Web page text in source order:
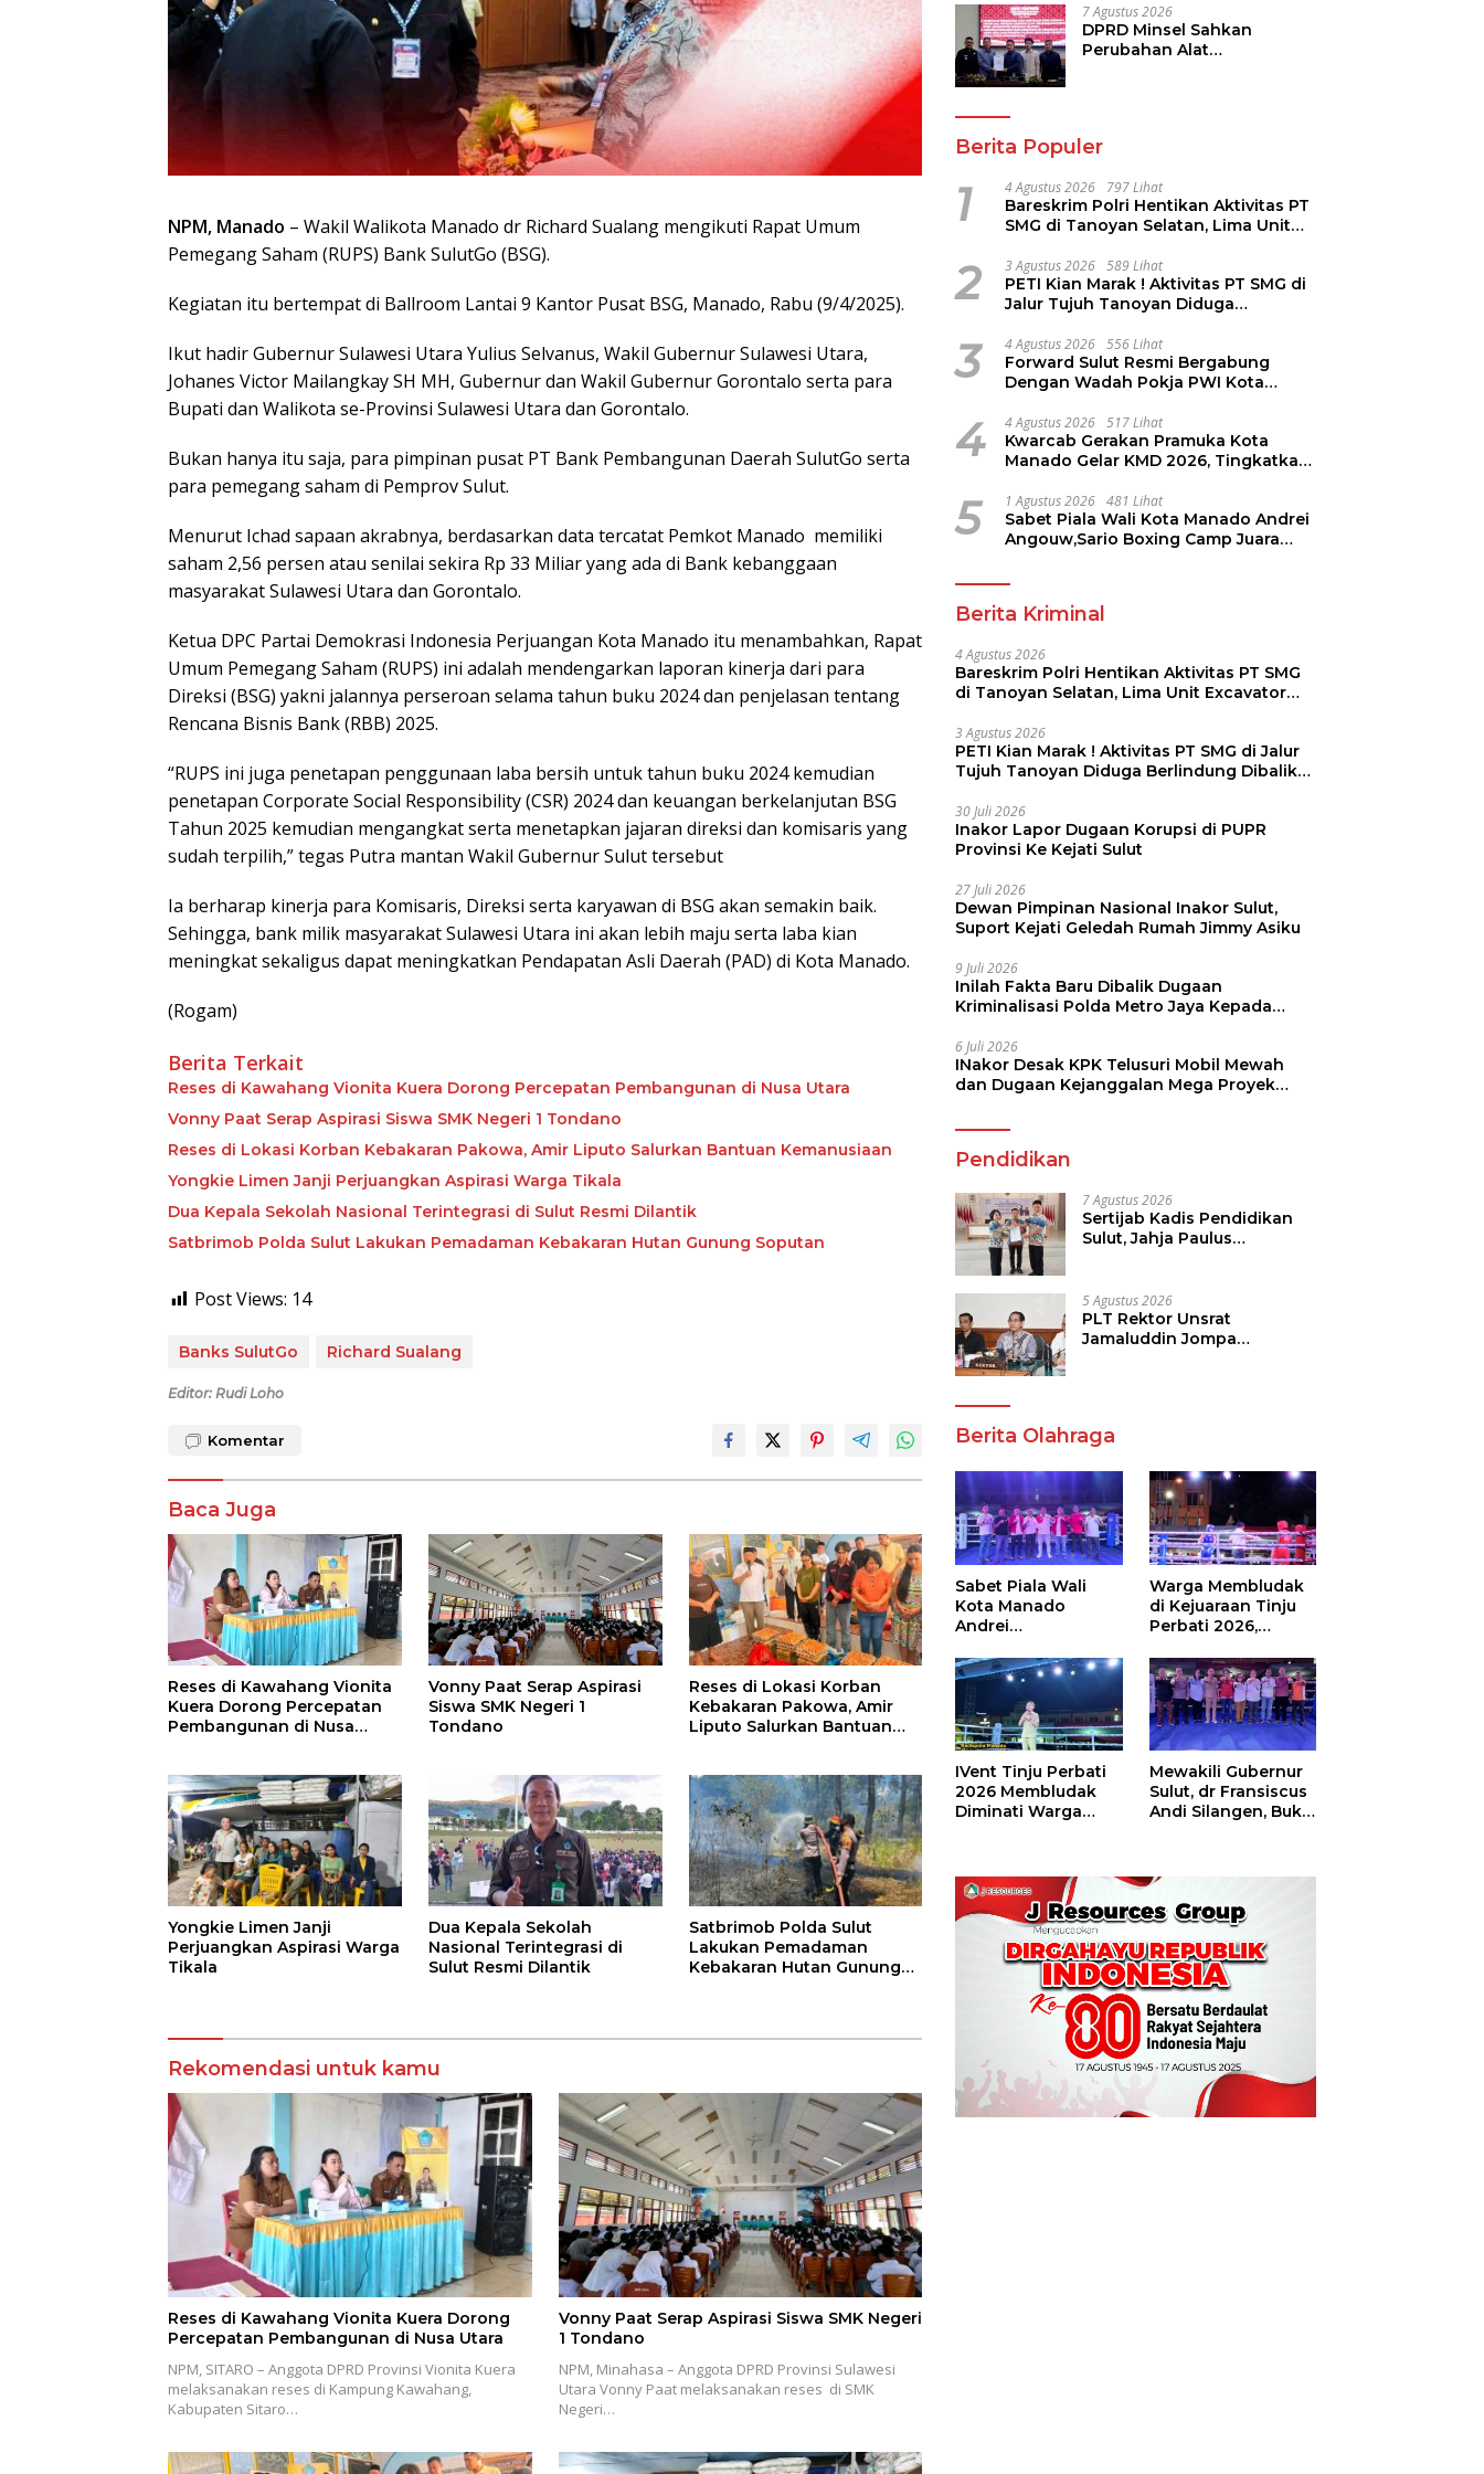
NPM, Manado – Wakil Walikota Manado dr Richard Sualang mengikuti Rapat Umum
Pemegang Saham (RUPS) Bank SulutGo (BSG).
Kegiatan itu bertempat di Ballroom Lantai 9 Kantor Pusat BSG, Manado, Rabu (9/4/2025).
Ikut hadir Gubernur Sulawesi Utara Yulius Selvanus, Wakil Gubernur Sulawesi Utara,
Johanes Victor Mailangkay SH MH, Gubernur dan Wakil Gubernur Gorontalo serta para
Bupati dan Walikota se-Provinsi Sulawesi Utara dan Gorontalo.
Bukan hanya itu saja, para pimpinan pusat PT Bank Pembangunan Daerah SulutGo serta
para pemegang saham di Pemprov Sulut.
Menurut Ichad sapaan akrabnya, berdasarkan data tercatat Pemkot Manado memiliki
saham 2,56 persen atau senilai sekira Rp 33 Miliar yang ada di Bank kebanggaan
masyarakat Sulawesi Utara dan Gorontalo.
Ketua DPC Partai Demokrasi Indonesia Perjuangan Kota Manado itu menambahkan, Rapat
Umum Pemegang Saham (RUPS) ini adalah mendengarkan laporan kinerja dari para
Direksi (BSG) yakni jalannya perseroan selama tahun buku 2024 dan penjelasan tentang
Rencana Bisnis Bank (RBB) 2025.
“RUPS ini juga penetapan penggunaan laba bersih untuk tahun buku 2024 kemudian
penetapan Corporate Social Responsibility (CSR) 2024 dan keuangan berkelanjutan BSG
Tahun 2025 kemudian mengangkat serta menetapkan jajaran direksi dan komisaris yang
sudah terpilih,” tegas Putra mantan Wakil Gubernur Sulut tersebut
Ia berharap kinerja para Komisaris, Direksi serta karyawan di BSG akan semakin baik.
Sehingga, bank milik masyarakat Sulawesi Utara ini akan lebih maju serta laba kian
meningkat sekaligus dapat meningkatkan Pendapatan Asli Daerah (PAD) di Kota Manado.
(Rogam)
Berita Terkait
Reses di Kawahang Vionita Kuera Dorong Percepatan Pembangunan di Nusa Utara
Vonny Paat Serap Aspirasi Siswa SMK Negeri 1 Tondano
Reses di Lokasi Korban Kebakaran Pakowa, Amir Liputo Salurkan Bantuan Kemanusiaan
Yongkie Limen Janji Perjuangkan Aspirasi Warga Tikala
Dua Kepala Sekolah Nasional Terintegrasi di Sulut Resmi Dilantik
Satbrimob Polda Sulut Lakukan Pemadaman Kebakaran Hutan Gunung Soputan
Post Views: 14
Banks SulutGo Richard Sualang
Editor: Rudi Loho
Komentar
Baca Juga
Reses di Kawahang Vionita
Kuera Dorong Percepatan
Pembangunan di Nusa
Vonny Paat Serap Aspirasi
Siswa SMK Negeri 1
Tondano
Reses di Lokasi Korban
Kebakaran Pakowa, Amir
Liputo Salurkan Bantuan
Yongkie Limen Janji
Perjuangkan Aspirasi Warga
Tikala
Dua Kepala Sekolah
Nasional Terintegrasi di
Sulut Resmi Dilantik
Satbrimob Polda Sulut
Lakukan Pemadaman
Kebakaran Hutan Gunung
Rekomendasi untuk kamu
Reses di Kawahang Vionita Kuera Dorong
Percepatan Pembangunan di Nusa Utara
NPM, SITARO – Anggota DPRD Provinsi Vionita Kuera
melaksanakan reses di Kampung Kawahang,
Kabupaten Sitaro…
Vonny Paat Serap Aspirasi Siswa SMK Negeri
1 Tondano
NPM, Minahasa – Anggota DPRD Provinsi Sulawesi
Utara Vonny Paat melaksanakan reses di SMK
Negeri…
7 Agustus 2026
DPRD Minsel Sahkan
Perubahan Alat
Berita Populer
1 4 Agustus 2026 797 Lihat
Bareskrim Polri Hentikan Aktivitas PT
SMG di Tanoyan Selatan, Lima Unit
2 3 Agustus 2026 589 Lihat
PETI Kian Marak ! Aktivitas PT SMG di
Jalur Tujuh Tanoyan Diduga
3 4 Agustus 2026 556 Lihat
Forward Sulut Resmi Bergabung
Dengan Wadah Pokja PWI Kota
4 4 Agustus 2026 517 Lihat
Kwarcab Gerakan Pramuka Kota
Manado Gelar KMD 2026, Tingkatkan
Pramuka
5 1 Agustus 2026 481 Lihat
Sabet Piala Wali Kota Manado Andrei
Angouw,Sario Boxing Camp Juara
Berita Kriminal
4 Agustus 2026
Bareskrim Polri Hentikan Aktivitas PT SMG
di Tanoyan Selatan, Lima Unit Excavator
3 Agustus 2026
PETI Kian Marak ! Aktivitas PT SMG di Jalur
Tujuh Tanoyan Diduga Berlindung Dibalik
30 Juli 2026
Inakor Lapor Dugaan Korupsi di PUPR
Provinsi Ke Kejati Sulut
27 Juli 2026
Dewan Pimpinan Nasional Inakor Sulut,
Suport Kejati Geledah Rumah Jimmy Asiku
9 Juli 2026
Inilah Fakta Baru Dibalik Dugaan
Kriminalisasi Polda Metro Jaya Kepada
6 Juli 2026
INakor Desak KPK Telusuri Mobil Mewah
dan Dugaan Kejanggalan Mega Proyek
Pendidikan
7 Agustus 2026
Sertijab Kadis Pendidikan
Sulut, Jahja Paulus
Pendidikan
5 Agustus 2026
PLT Rektor Unsrat
Jamaluddin Jompa
Berita Olahraga
Sabet Piala Wali
Kota Manado
Andrei
Boxing Camp Juara
Umum Tinju Perbati
2026
Warga Membludak
di Kejuaraan Tinju
Perbati 2026,
Piala Wali Kota
IVent Tinju Perbati
2026 Membludak
Diminati Warga
Mewakili Gubernur
Sulut, dr Fransiscus
Andi Silangen, Buka
Piala Wali Kota
Manado